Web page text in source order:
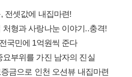
전셋값에 내집마련!
형과 사랑나눈 이야기..충격!
국민에 1억원씩 준다
부위를 가진 남자의 진실
금으로 인천 오션뷰 내집마련